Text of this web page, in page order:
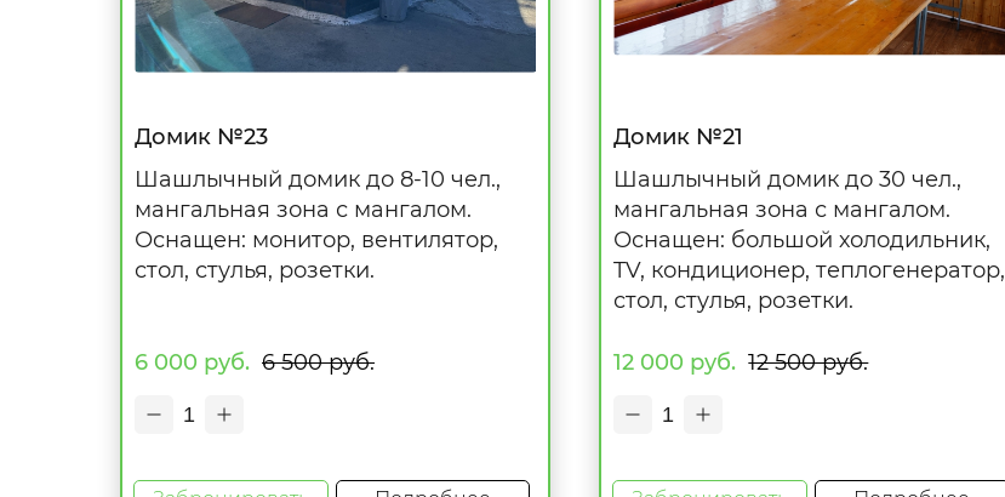
Домик №23
Шашлычный домик до 8-10 чел.,
мангальная зона с мангалом.
Оснащен: монитор, вентилятор,
стол, стулья, розетки.
6 000 руб. 6 500 руб.
1
Домик №21
Шашлычный домик до 30 чел.,
мангальная зона с мангалом.
Оснащен: большой холодильник,
TV, кондиционер, теплогенератор,
стол, стулья, розетки.
12 000 руб. 12 500 руб.
1